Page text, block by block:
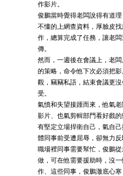
作影片。
俊鵬當時覺得老闆說得有道理
不懂的上網查資料，厚臉皮
作，總算完成了任務，讓老
傳。
然而，一週後在會議上，老
的策略，命令他下次必須把
觀，竊竊私語，結束會議更
受。
氣憤和失望接踵而來，他氣
影片、也氣剪輯部門看好戲
有堅定立場捍衛自己，氣自
體同事前受遭屈辱，卻無力反
職場裡同事需要幫忙，俊鵬
做，可在他需要援助時，沒
作、這些同事，俊鵬澈底心